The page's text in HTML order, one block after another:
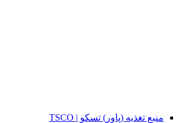
منبع تغذیه (پاور) تسکو | TSCO